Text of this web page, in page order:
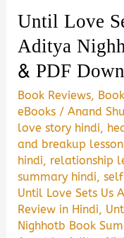
Until Love
Aditya
& PDF
Book Reviews,
eBooks /Anand
love story hindi,
and breakup
hindi, relationship
summary hindi,
Until Love Sets Us
Review in Hindi,
Nighhotb Book